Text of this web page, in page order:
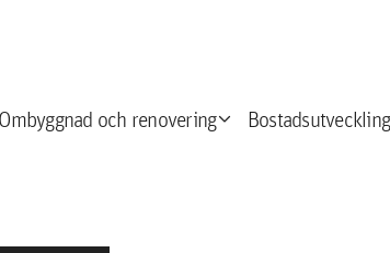
Ombyggnad och renoveringexpand_more Bostadsutveckling